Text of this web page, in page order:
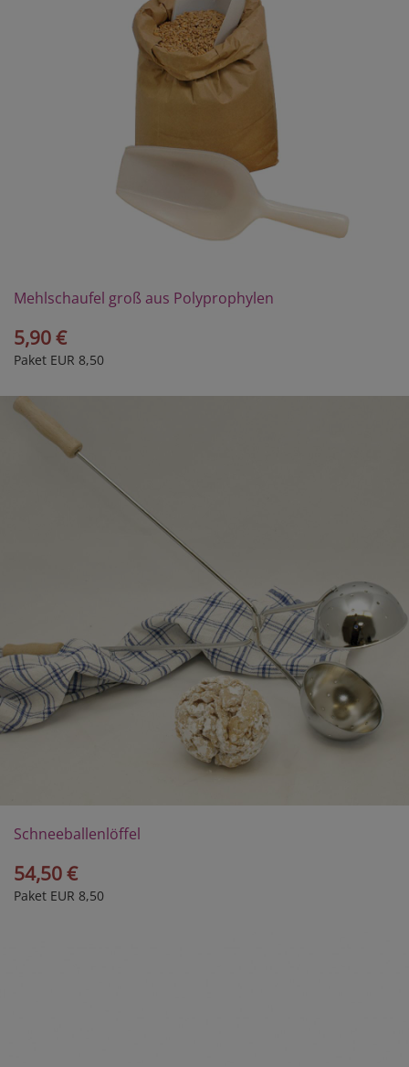
Mehlschaufel groß aus Polyprophylen
5,90 €
Paket EUR 8,50
Schneeballenlöffel
54,50 €
Paket EUR 8,50